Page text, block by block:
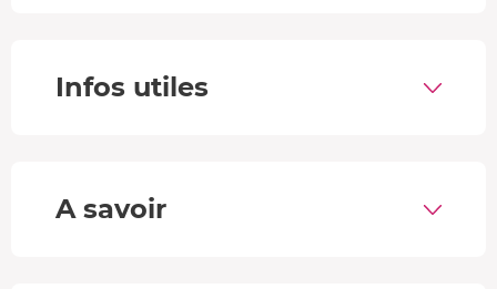
Grâce à desmouvements enveloppants
harmonieux
Infos utiles
A savoir